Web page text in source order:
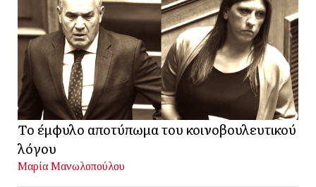
Το έμφυλο αποτύπωμα του κοινοβουλευτικού
λόγου
Μαρία Μανωλοπούλου